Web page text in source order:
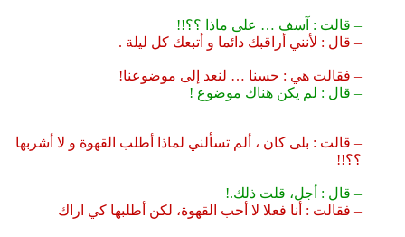
– قالت : آسف … على ماذا ؟؟!!
– قال : لأنني أراقبك دائما و أتبعك كل ليلة .
– فقالت هي : حسنا … لنعد إلى موضوعنا!
– قال : لم يكن هناك موضوع !
– قالت : بلى كان ، ألم تسألني لماذا أطلب القهوة و لا أشربها
؟؟!!
– قال : أجل، قلت ذلك.!
– فقالت : أنا فعلا لا أحب القهوة، لكن أطلبها كي اراك